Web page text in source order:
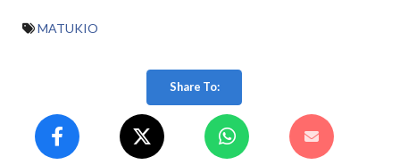
MATUKIO
Share To: